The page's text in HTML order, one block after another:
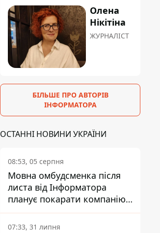
Олена
Нікітіна
ЖУРНАЛІСТ
БІЛЬШЕ ПРО АВТОРІВ
ІНФОРМАТОРА
ОСТАННІ НОВИНИ УКРАЇНИ
08:53, 05 серпня
Мовна омбудсменка після
листа від Інформатора
планує покарати компанію-
підрядника ПриватБанку
07:33, 31 липня